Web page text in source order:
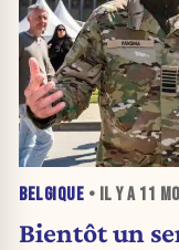
BELGIQUE • IL Y A 11
Bientôt un